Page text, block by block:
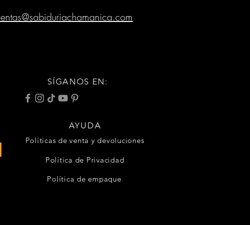
SÍGANOS EN:
AYUDA
Políticas de venta y devoluciones
Política de Privacidad
Política de empaque